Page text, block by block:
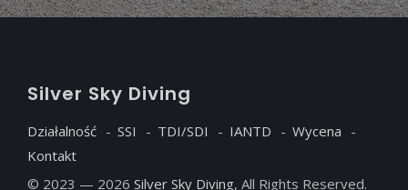
Silver Sky Diving
Działalność SSI TDI/SDI IANTD
Wycena
Kontakt
© 2023 — 2026 Silver Sky Diving, All Rights Reserved.